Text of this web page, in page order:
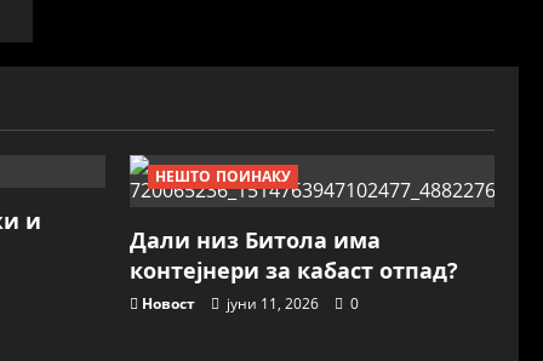
и
НЕШТО ПОИНАКУ
Дали низ Битола има
контејнери за кабаст отпад?
Новост јуни 11, 2026 0